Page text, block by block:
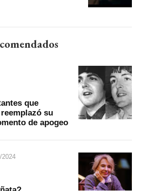
que
su
de apogeo
2024